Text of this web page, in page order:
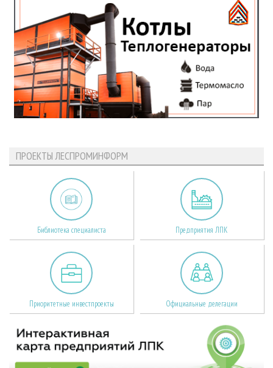
ПРОЕКТЫ ЛЕСПРОМИНФОРМ
Библиотека специалиста Предприятия ЛПК
Приоритетные инвестпроекты Официальные делегации